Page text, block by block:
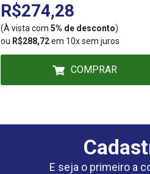
R$274,28
(À vista com 5% de desconto)
ou R$288,72em 10x sem juros
COMPRAR
E seja o primeiro a